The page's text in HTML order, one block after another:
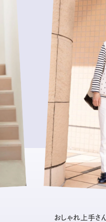
おしゃれ上手さ